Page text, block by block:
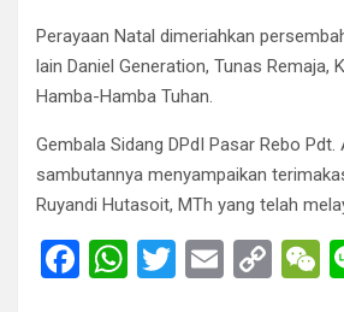
Perayaan Natal dimeriahkan
lain Daniel Generation, Tunas Remaja,
Hamba-Hamba Tuhan.
Gembala Sidang DPdI Pasar Rebo
sambutannya menyampaikan
Ruyandi Hutasoit, MTh yang telah
F
W T
E
C